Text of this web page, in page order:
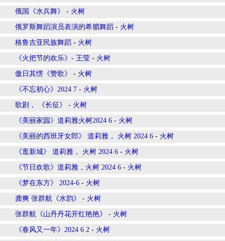
俄国《水兵舞》 - 火树
俄罗斯舞蹈演员表演的希腊舞蹈 - 火树
格鲁吉亚民族舞蹈 - 火树
《火把节的欢乐》- 王莹 - 火树
傲日其愣《赞歌》 - 火树
《不忘初心》2024 7 - 火树
歌剧， 《长征》 - 火树
《美丽家园》道莉雅火树2024 6 - 火树
《美丽的西班牙女郎》 道莉雅， 火树 2024 6 - 火树
《逛新城》 道莉雅， 火树 2024 6 - 火树
《节日欢歌》道莉雅，火树 2024 6 - 火树
《梦在东方》 2024-6 - 火树
龚爽 张群航《水韵》 - 火树
张群航《山丹丹花开红艳艳》 - 火树
《春风又一年》2024 6 2 - 火树